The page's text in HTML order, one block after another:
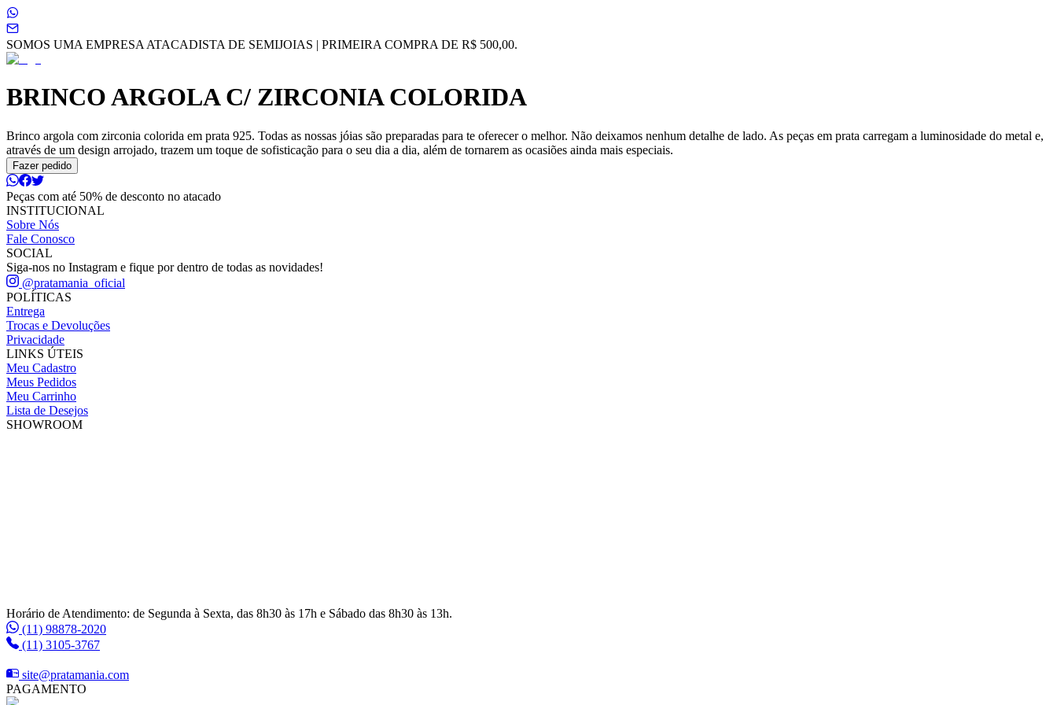
SOMOS UMA EMPRESA ATACADISTA DE SEMIJOIAS | PRIMEIRA COMPRA DE R$ 500,00.
BRINCO ARGOLA C/ ZIRCONIA COLORIDA
Brinco argola com zirconia colorida em prata 925. Todas as nossas jóias são preparadas para te oferecer o melhor. Não deixamos nenhum detalhe de lado. As peças em prata carregam a luminosidade do metal e,
através de um design arrojado, trazem um toque de sofisticação para o seu dia a dia, além de tornarem as ocasiões ainda mais especiais.
Fazer pedido
Peças com até 50% de desconto no atacado
INSTITUCIONAL
Sobre Nós
Fale Conosco
SOCIAL
Siga-nos no Instagram e fique por dentro de todas as novidades!
@pratamania_oficial
POLÍTICAS
Entrega
Trocas e Devoluções
Privacidade
LINKS ÚTEIS
Meu Cadastro
Meus Pedidos
Meu Carrinho
Lista de Desejos
SHOWROOM
Horário de Atendimento: de Segunda à Sexta, das 8h30 às 17h e Sábado das 8h30 às 13h.
(11) 98878-2020
(11) 3105-3767
site@pratamania.com
PAGAMENTO